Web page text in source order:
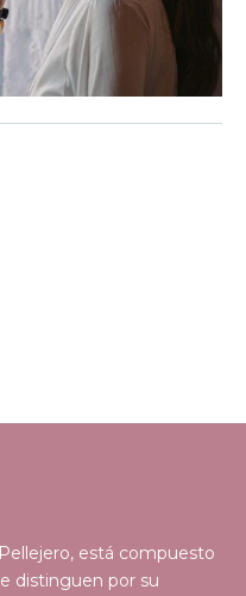
está compuesto
distinguen por su